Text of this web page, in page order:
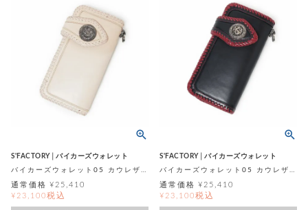
S'FACTORY│バイカーズウォレット
通常価格 ¥ 25,410
¥ 23,100税込
S'FACTORY│バイカーズウォレット
通常価格 ¥ 25,410
¥ 23,100税込